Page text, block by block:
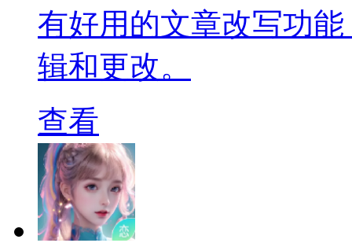
有好用的文章改写功
辑和更改。
查看